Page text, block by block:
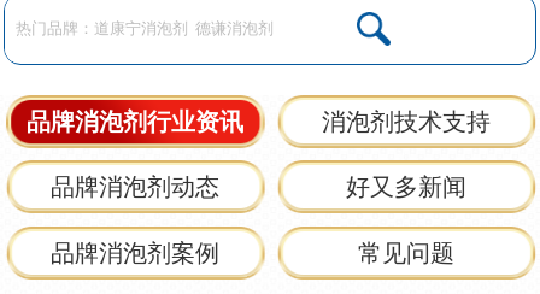
品牌消泡剂行业资讯 消泡剂技术支持
品牌消泡剂动态 好又多新闻
品牌消泡剂案例 常见问题